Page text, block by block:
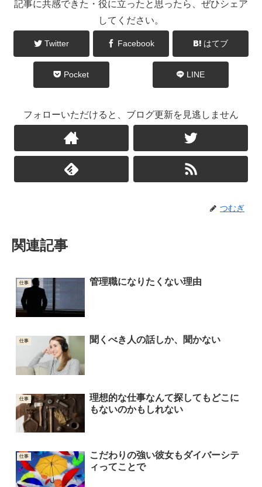
記事に共感できた・役に立ったと思ったら、ぜひシェア
してください。
Twitter Facebook はてブ
Pocket LINE
フォローいただけると、ブログ更新を見逃しません
つむぎ
関連記事
仕事 管理職になりたくない理由
仕事 聞くべき人の話しか、聞かない
仕事
理想的な仕事なんて探してもどこに
もないのかもしれない
仕事
こだわりの強い彼女もダイバーシテ
ィってことで